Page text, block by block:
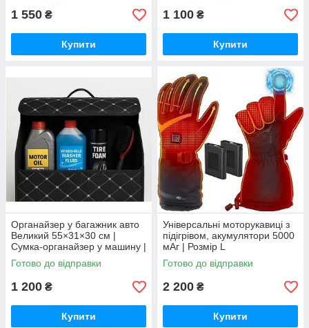
1 550 ₴
Купити
1 100 ₴
Купити
Органайзер у багажник авто
Великий 55×31×30 см |
Сумка-органайзер у машину |
Чорний
Готово до відправки
1 200 ₴
Купити
Універсальні моторукавиці з
підігрівом, акумулятори 5000
мАг | Розмір L
Готово до відправки
2 200 ₴
Купити